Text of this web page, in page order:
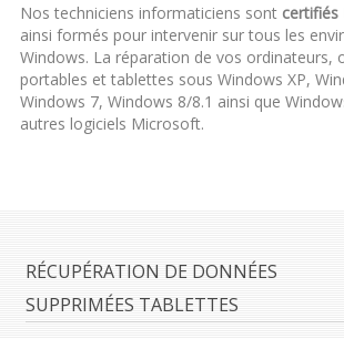
Nos techniciens informaticiens sont
ainsi formés pour intervenir sur tous les
Windows. La réparation de vos ordinateurs,
portables et tablettes sous Windows XP,
Windows 7, Windows 8/8.1 ainsi que
autres logiciels Microsoft.
RÉCUPÉRATION DE DONNÉES
SUPPRIMÉES TABLETTES